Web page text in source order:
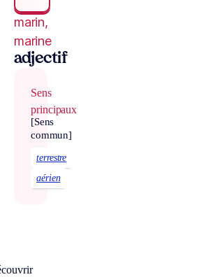
marin,
marine
adjectif
Sens
principaux
[Sens
commun]
terrestre
aérien